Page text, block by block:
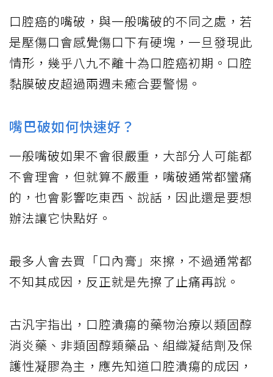
口腔癌的嘴破，與一般嘴破的不同之處，若
是壓傷口會感覺傷口下有硬塊，一旦發現此
情形，幾乎八九不離十為口腔癌初期。口腔
黏膜破皮超過兩週未癒合要警惕。
嘴巴破如何快速好？
一般嘴破如果不會很嚴重，大部分人可能都
不會理會，但就算不嚴重，嘴破通常都蠻痛
的，也會影響吃東西、說話，因此還是要想
辦法讓它快點好。
最多人會去買「口內膏」來擦，不過通常都
不知其成因，反正就是先擦了止痛再說。
古汎宇指出，口腔潰瘍的藥物治療以類固醇
消炎藥、非類固醇類藥品、組織凝結劑及保
護性凝膠為主，應先知道口腔潰瘍的成因，